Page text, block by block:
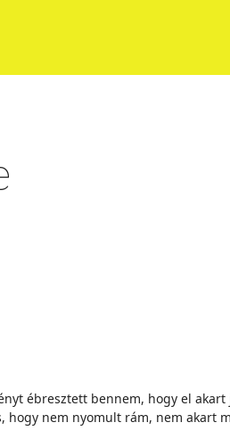
ébresztett bennem, hogy el
nem nyomult rám, nem